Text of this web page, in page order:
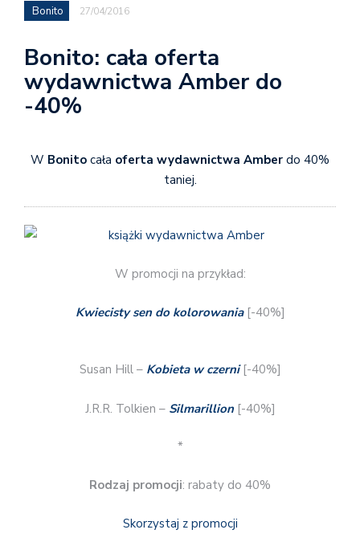
Bonito 27/04/2016
Bonito: cała oferta
wydawnictwa Amber do
-40%
W Bonito cała oferta wydawnictwa Amber do 40%
taniej.
W promocji na przykład:
Kwiecisty sen do kolorowania[-40%]
Susan Hill – Kobieta w czerni[-40%]
J.R.R. Tolkien – Silmarillion[-40%]
*
Rodzaj promocji: rabaty do 40%
Skorzystaj z promocji